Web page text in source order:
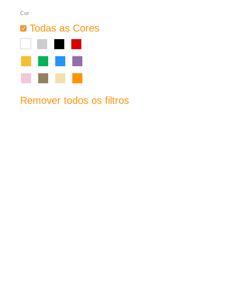
Cor
Todas as Cores
Remover todos os filtros